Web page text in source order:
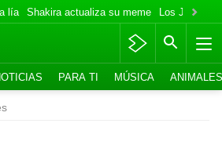
lía Shakira actualiza su meme Los Jonas
PARA TI MÚSICA ANIMALES